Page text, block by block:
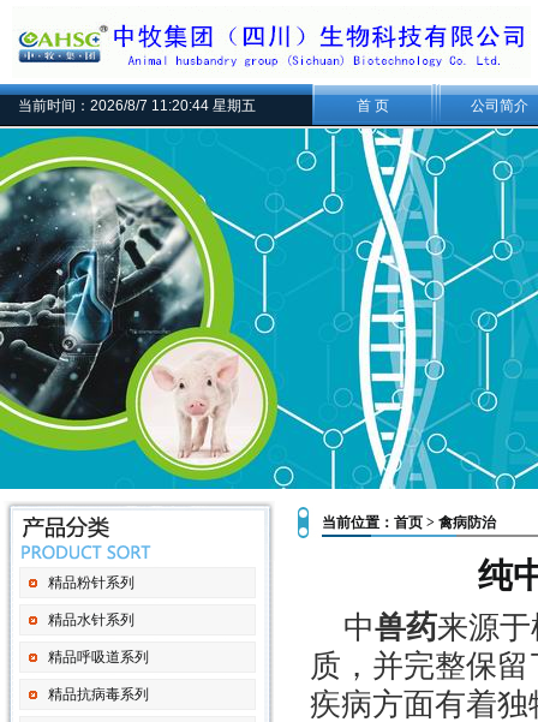
当前时间：2026/8/7 11:20:44 星期五 首 页 公司简介
精品粉针系列
精品水针系列
精品呼吸道系列
精品抗病毒系列
当前位置： 首页 > 禽病防治
纯
中兽药来源
质，并完整保
疾病方面有着